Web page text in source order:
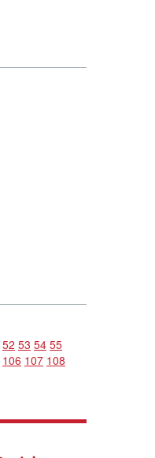
52 53 54 55
106 107 108